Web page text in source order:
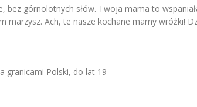
górnolotnych słów. Twoja mama to
marzysz. Ach, te nasze kochane mamy wróżki!
granicami Polski, do lat 19